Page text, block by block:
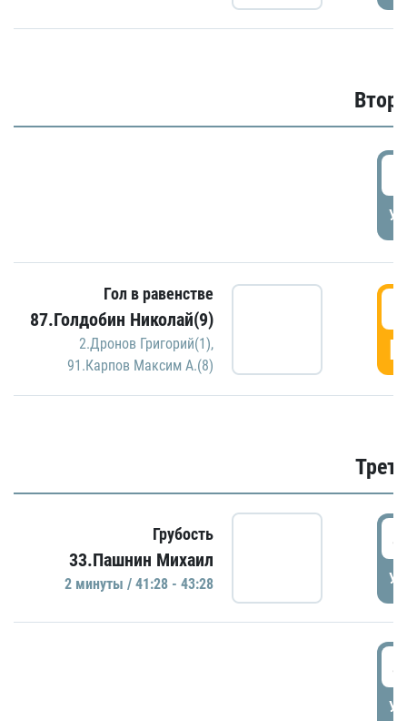
Гол в равенстве
87.Голдобин Николай(9)
2.Дронов Григорий(1),
91.Карпов Максим А.(8)
Грубость
33.Пашнин Михаил
2 минуты / 41:28 - 43:28